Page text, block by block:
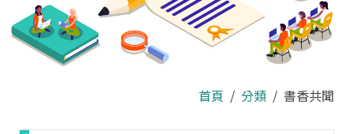
區
首頁 分類 書香共聞